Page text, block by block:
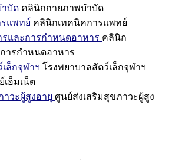
บัด คลินิกกายภาพบำบัด
แพทย์ คลินิกเทคนิคการแพทย์
และการกำหนดอาหาร คลินิก
ารกำหนดอาหาร
ล็กจุฬาฯ โรงพยาบาลสัตว์เล็กจุฬาฯ
เอ็มเน็ต
วะผู้สูงอายุ ศูนย์ส่งเสริมสุขภาวะผู้สูง